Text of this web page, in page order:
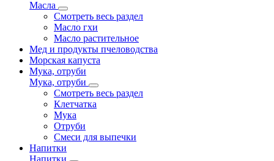
Масла
Смотреть весь раздел
Масло гхи
Масло растительное
Мед и продукты пчеловодства
Морская капуста
Мука, отруби
Мука, отруби
Смотреть весь раздел
Клетчатка
Мука
Отруби
Смеси для выпечки
Напитки
Напитки